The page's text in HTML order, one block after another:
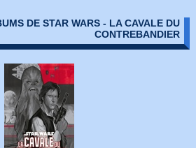
DE STAR WARS - LA CAVALE DU
CONTREBANDIER